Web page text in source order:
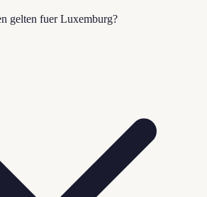
gelten fuer Luxemburg?